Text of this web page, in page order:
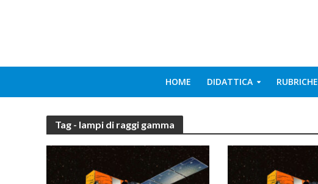
HOME DIDATTICA RUBRICHE
Tag - lampi di raggi gamma